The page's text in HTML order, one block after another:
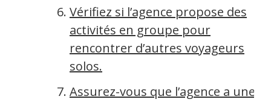
Vérifiez si l’agence propose des
activités en groupe pour
rencontrer d’autres voyageurs
solos.
Assurez-vous que l’agence a une